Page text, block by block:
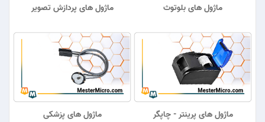
ماژول های بلوتوث ماژول های پردازش تصویر
ماژول های پرینتر - چاپگر ماژول های پزشکی